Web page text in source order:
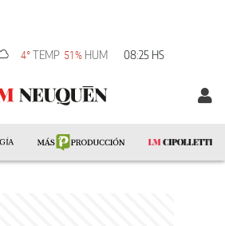
4°TEMP 51% HUM 08:25 HS